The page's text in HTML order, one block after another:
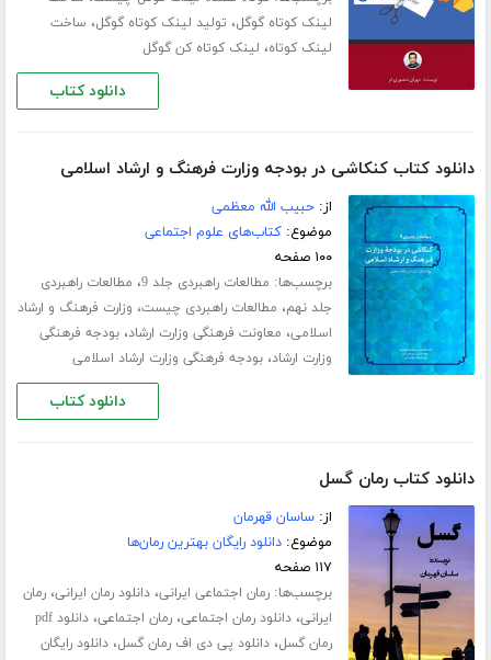
لینک کوتاه گوگل، تولید لینک کوتاه گوگل، ساخت
لینک کوتاه، لینک کوتاه کن گوگل
دانلود کتاب
دانلود کتاب کنکاشی در بودجه وزارت فرهنگ و ارشاد اسلامی
از:حبیب الله معظمی
موضوع:کتاب‌های علوم اجتماعی
۱۰۰ صفحه
برچسب‌ها: مطالعات راهبردی جلد 9 ، مطالعات راهبردی
جلد نهم، مطالعات راهبردی چیست، وزارت فرهنگ و ارشاد
اسلامی، معاونت فرهنگی وزارت ارشاد،بودجه فرهنگی
وزارت ارشاد،بودجه فرهنگی وزارت ارشاد اسلامی
دانلود کتاب
دانلود کتاب رمان گسل
از:ساسان قهرمان
موضوع:دانلود رایگان بهترین رمان‌ها
۱۱۷ صفحه
برچسب‌ها:رمان اجتماعی ایرانی،دانلود رمان ایرانی،رمان
ایرانی،دانلود رمان اجتماعی،رمان اجتماعی،
دانلود pdf
رمان گسل،دانلود پی دی اف رمان گسل،دانلود رایگان